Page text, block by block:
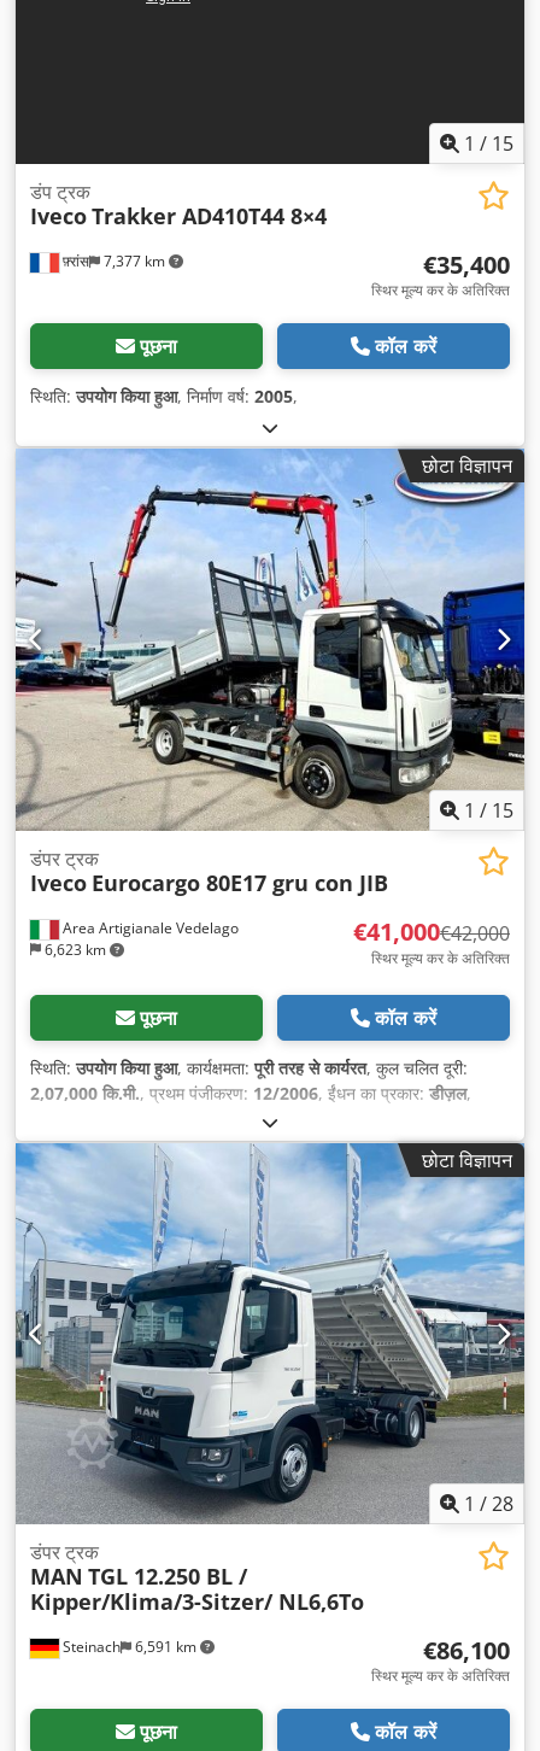
1 / 15
फ़्रांस 7,377 km
डंप ट्रक
IvecoTrakker AD410T44 8×4
€35,400
स्थिर मूल्य कर के अतिरिक्त
पूछना कॉल करें
स्थिति:उपयोग किया हुआ, निर्माण वर्ष: 2005,
छोटा विज्ञापन
1 / 15
Area Artigianale Vedelago
6,623 km
डंपर ट्रक
Iveco Eurocargo 80E17 gru con JIB
€41,000€42,000
स्थिर मूल्य कर के अतिरिक्त
पूछना कॉल करें
स्थिति:उपयोग किया हुआ, कार्यक्षमता:पूरी तरह से कार्यरत, कुल चलित दूरी:
2,07,000 कि.मी., प्रथम पंजीकरण: 12/2006, ईंधन का प्रकार: डीज़ल,
, कुल वजन:
4x2, ईंधन:डीज़ल, ब्रेक:इंजन ब्रेकिंग, रंग:सफ़ेद, गियरिंग प्रकार:यांत्रिक,
गियरों की संख्या:
, उत्सर्जन श्रेणी: यूरो 3 , सस्पेंशन: स्टील-एयर , सीटों की
संख्या:3, लोडिंग स्पेस की लंबाई: 3,300 मिमी , लोडिंग स्पेस की चौड़ाई:
2,200
मिमी
, लोडिंग स्पेस की ऊँचाई: 500 मिमी, उपकरण:
एबीएस, क्रेन, टैकोग्राफ,
ट्रक पंजीकरण
,
छोटा विज्ञापन
1 /28
Steinach 6,591 km
डंपर ट्रक
MAN TGL 12.250 BL /
Kipper/Klima/3-Sitzer/ NL6,6To
€86,100
स्थिर मूल्य कर के अतिरिक्त
पूछना कॉल करें